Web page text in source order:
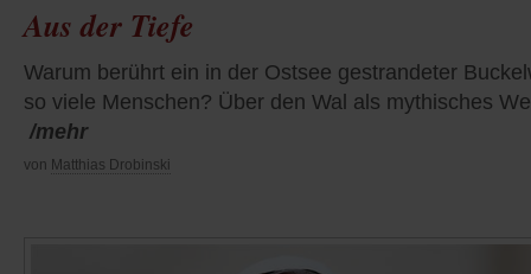
Aus der Tiefe
Warum berührt ein in der Ostsee gestrandeter
so viele Menschen? Über den Wal als mythisches
/mehr
von Matthias Drobinski